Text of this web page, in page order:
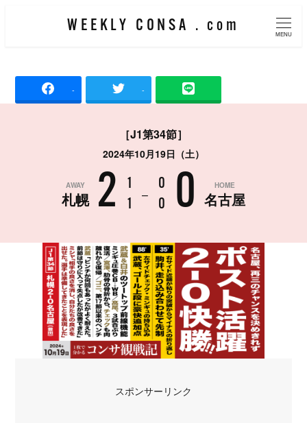
コ
ン
WEEKLY CONSA . com
MENU
- -
［J1第34節］
2024年10月19日（土）
AWAY
札幌 2
1
1
–
0
0
0 HOME
名古屋
スポンサーリンク